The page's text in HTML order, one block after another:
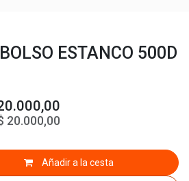
ESTANCO 500D
20.000,00
Añadir a la cesta